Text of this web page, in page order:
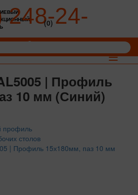
248-24-
(0)
Toggle
| Профиль
10 мм (Синий)
профиль
столов
| Профиль 15х180мм, паз 10 мм